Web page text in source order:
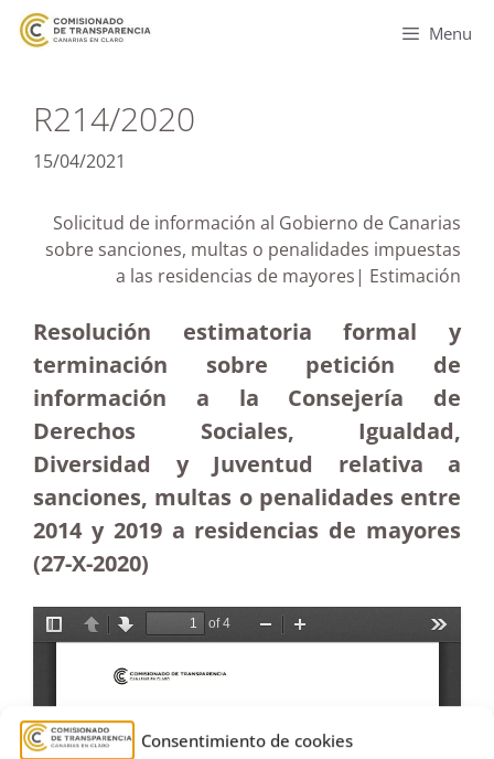
Consentimiento de cookies
Menu
R214/2020
15/04/2021
Solicitud de información al Gobierno de Canarias
sobre sanciones, multas o penalidades impuestas
a las residencias de mayores| Estimación
Resolución estimatoria formal y
terminación sobre petición de
información a la Consejería de
Derechos Sociales, Igualdad,
Diversidad y Juventud relativa a
sanciones, multas o penalidades entre
2014 y 2019 a residencias de mayores
(27-X-2020)